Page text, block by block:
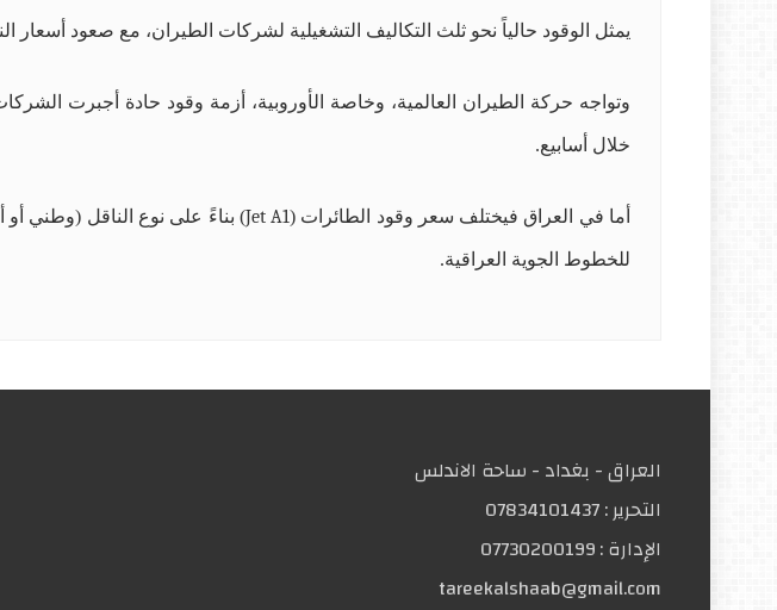
يمثل الوقود حالياً نحو ثلث التكاليف التشغيلية لشركات الطيران، مع صعود أسعار
وتواجه حركة الطيران العالمية، وخاصة الأوروبية، أزمة وقود حادة أجبرت
خلال أسابيع.
أما في العراق فيختلف سعر وقود الطائرات (Jet A1) بناءً على نوع الناقل (وطني أو
للخطوط الجوية العراقية.
العراق - بغداد - ساحة الاندلس
التحریر :07834101437
الإدارة :07730200199
tareekalshaab@gmail.com